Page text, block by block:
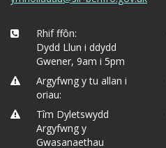
Rhif ffôn:
Dydd Llun i ddydd
Gwener, 9am i 5pm
Argyfwng y tu allan i
oriau:
Tîm Dyletswydd
Argyfwng y
Gwasanaethau